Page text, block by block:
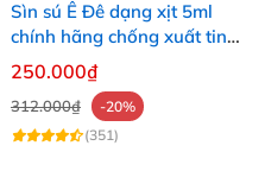
Sìn sú Ê Đê dạng xịt 5ml
chính hãng chống xuất tinh
sớm tăng khoái cảm
250.000₫
312.000₫
-20%
(351)